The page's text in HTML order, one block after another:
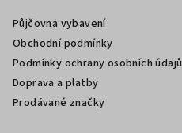
Půjčovna vybavení
Obchodní podmínky
Podmínky ochrany osobních údajů
Doprava a platby
Prodávané značky